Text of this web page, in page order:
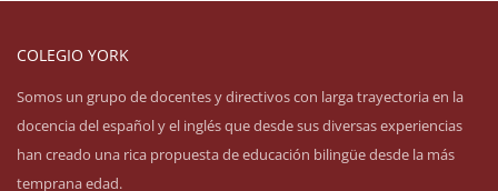
COLEGIO YORK
Somos un grupo de docentes y directivos con larga trayectoria en la
docencia del español y el inglés que desde sus diversas experiencias
han creado una rica propuesta de educación bilingüe desde la más
temprana edad.